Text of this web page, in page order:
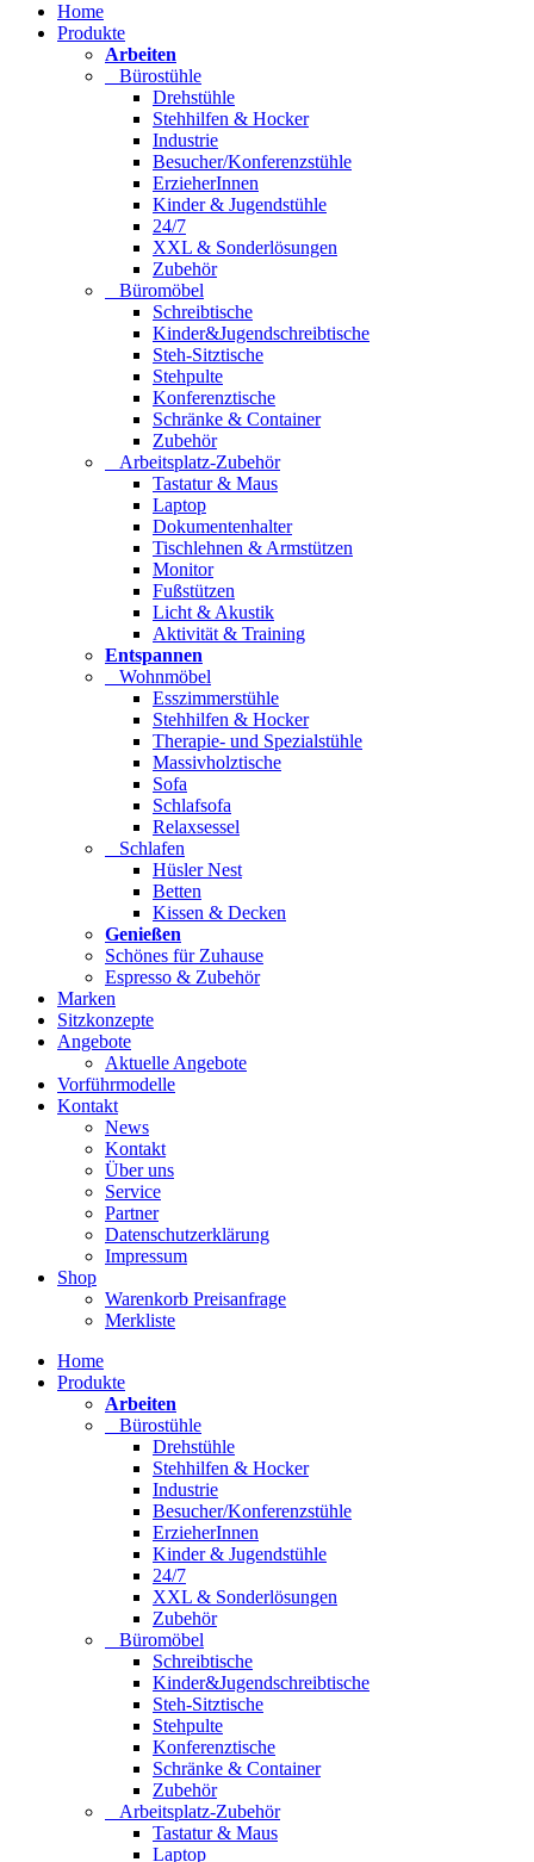
Home
Produkte
Arbeiten
Bürostühle
Drehstühle
Stehhilfen & Hocker
Industrie
Besucher/Konferenzstühle
ErzieherInnen
Kinder & Jugendstühle
24/7
XXL & Sonderlösungen
Zubehör
Büromöbel
Schreibtische
Kinder&Jugendschreibtische
Steh-Sitztische
Stehpulte
Konferenztische
Schränke & Container
Zubehör
Arbeitsplatz-Zubehör
Tastatur & Maus
Laptop
Dokumentenhalter
Tischlehnen & Armstützen
Monitor
Fußstützen
Licht & Akustik
Aktivität & Training
Entspannen
Wohnmöbel
Esszimmerstühle
Stehhilfen & Hocker
Therapie- und Spezialstühle
Massivholztische
Sofa
Schlafsofa
Relaxsessel
Schlafen
Hüsler Nest
Betten
Kissen & Decken
Genießen
Schönes für Zuhause
Espresso & Zubehör
Marken
Sitzkonzepte
Angebote
Aktuelle Angebote
Vorführmodelle
Kontakt
News
Kontakt
Über uns
Service
Partner
Datenschutzerklärung
Impressum
Shop
Warenkorb Preisanfrage
Merkliste
Home
Produkte
Arbeiten
Bürostühle
Drehstühle
Stehhilfen & Hocker
Industrie
Besucher/Konferenzstühle
ErzieherInnen
Kinder & Jugendstühle
24/7
XXL & Sonderlösungen
Zubehör
Büromöbel
Schreibtische
Kinder&Jugendschreibtische
Steh-Sitztische
Stehpulte
Konferenztische
Schränke & Container
Zubehör
Arbeitsplatz-Zubehör
Tastatur & Maus
Laptop